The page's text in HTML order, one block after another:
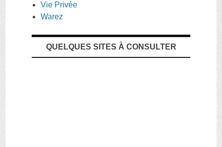
Vie Privée
Warez
QUELQUES SITES À CONSULTER